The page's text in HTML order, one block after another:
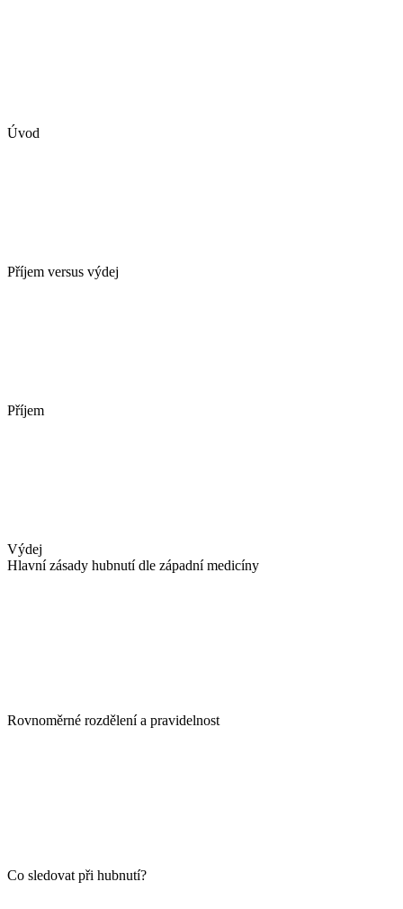
Úvod
Příjem versus výdej
Příjem
Výdej
Hlavní zásady hubnutí dle západní medicíny
Rovnoměrné rozdělení a pravidelnost
Co sledovat při hubnutí?